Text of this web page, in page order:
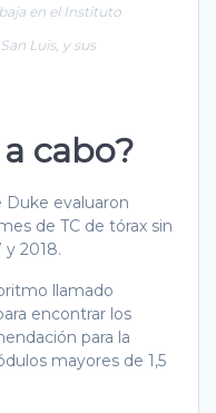
en el Instituto
Luis, y sus
cabo?
Duke evaluaron
de TC de tórax sin
2018.
llamado
encontrar los
para la
mayores de 1,5